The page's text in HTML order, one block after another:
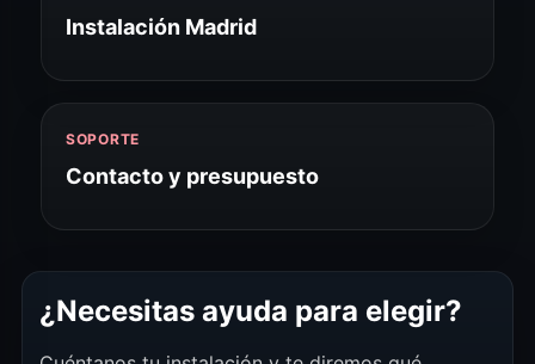
Instalación Madrid
SOPORTE
Contacto y presupuesto
¿Necesitas ayuda para elegir?